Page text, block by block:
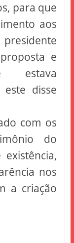
para que
aos
e
estava
disse
com os
do
nos
a criação